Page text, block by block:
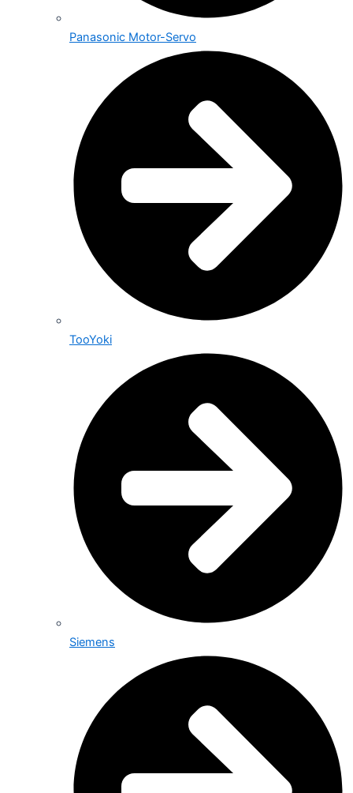
Panasonic Motor-Servo
TooYoki
Siemens